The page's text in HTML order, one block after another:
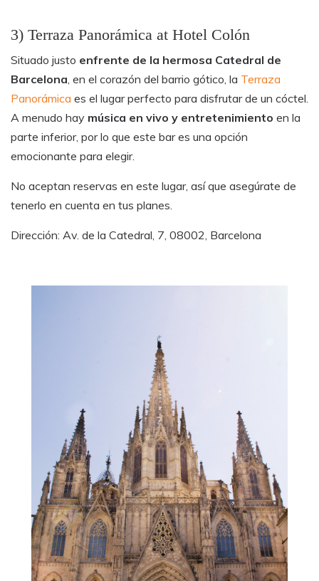
3) Terraza Panorámica at Hotel Colón
Situado justo enfrente de la hermosa Catedral de
Barcelona, en el corazón del barrio gótico, la Terraza
Panorámica es el lugar perfecto para disfrutar de un cóctel.
A menudo hay música en vivo y entretenimiento en la
parte inferior, por lo que este bar es una opción
emocionante para elegir.
No aceptan reservas en este lugar, así que asegúrate de
tenerlo en cuenta en tus planes.
Dirección: Av. de la Catedral, 7, 08002, Barcelona